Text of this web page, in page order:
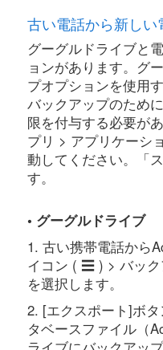
古い電話から新しい
グーグルドライブと
ョンがあります。グ
プオプションを使用
バックアップのため
限を付与する必要が
プリ > アプリケーシ
動してください。「
す。
• グーグルドライブ
1. 古い携帯電話から
イコン ( ☰ ) > バック
を選択します。
2. [エクスポート]ボ
タベースファイル（